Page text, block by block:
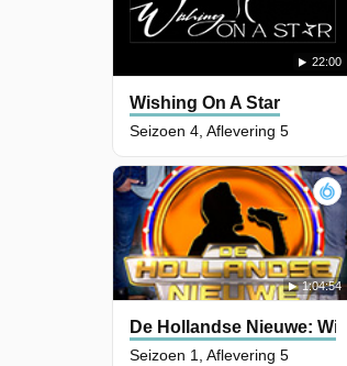
22:00
Wishing On A Star
Seizoen 4, Aflevering 5
1:04:54
De Hollandse Nieuwe:
Seizoen 1, Aflevering 5